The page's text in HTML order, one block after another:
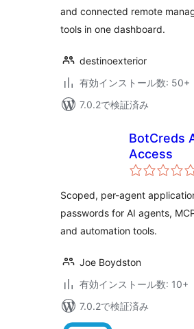
and connected remote
tools in one dashboard.
destinoexterior
有効インストール数: 50+
7.0.2で検証済み
BotCreds
Access
Scoped, per-agent
passwords for AI agents,
and automation tools.
Joe Boydston
有効インストール数: 10+
7.0.2で検証済み